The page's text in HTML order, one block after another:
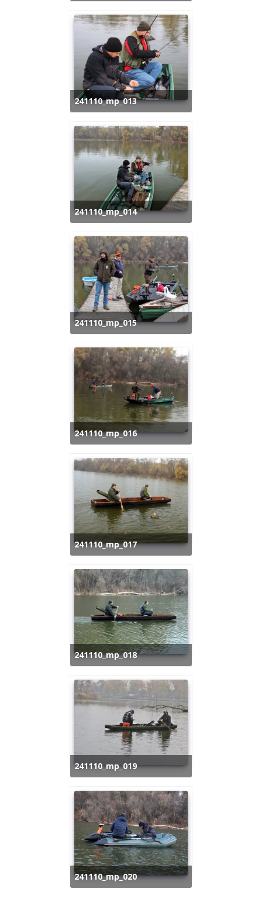
241110_mp_013
241110_mp_014
241110_mp_015
241110_mp_016
241110_mp_017
241110_mp_018
241110_mp_019
241110_mp_020